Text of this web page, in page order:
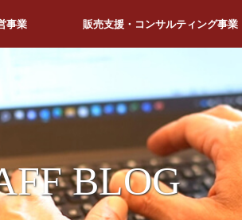
事業 販売支援・コンサルティング事業
BLOG